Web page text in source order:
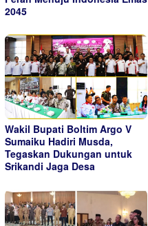
2045
Wakil Bupati Boltim Argo V
Sumaiku Hadiri Musda,
Tegaskan Dukungan untuk
Srikandi Jaga Desa